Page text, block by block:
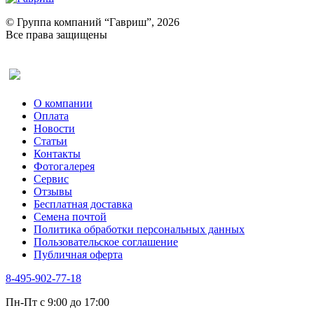
Ревень
Рукола
Рута
Тмин
Трава для чая
Туласи
Укроп
Фенхель пряный
Хризантема овощная
Цикорий пряный
Цикорий салатный (Витлуф)
Черемша
Шпинат
Щавель
Эндивий
Эстрагон
Алтей
Анис
Бессмертник
© Группа компаний “Гавриш”, 2026
Все права защищены
О компании
Оплата
Новости
Статьи
Контакты
Фотогалерея​
Сервис
Отзывы
Бесплатная доставка
Семена почтой
Политика обработки персональных данных
Пользовательское соглашение
Публичная оферта
8-495-902-77-18
Пн-Пт с 9:00 до 17:00